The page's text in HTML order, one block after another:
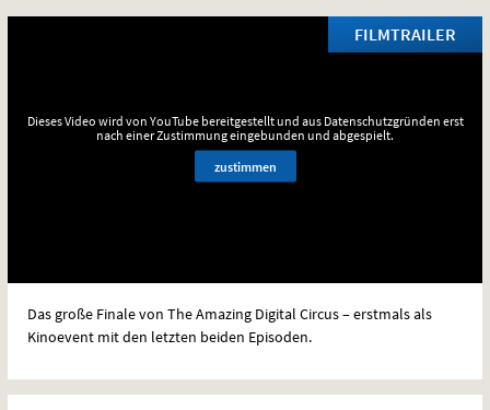
FILMTRAILER
Dieses Video wird von YouTube bereitgestellt und aus Datenschutzgründen erst
nach einer Zustimmung eingebunden und abgespielt.
zustimmen
Das große Finale von The Amazing Digital Circus – erstmals als
Kinoevent mit den letzten beiden Episoden.